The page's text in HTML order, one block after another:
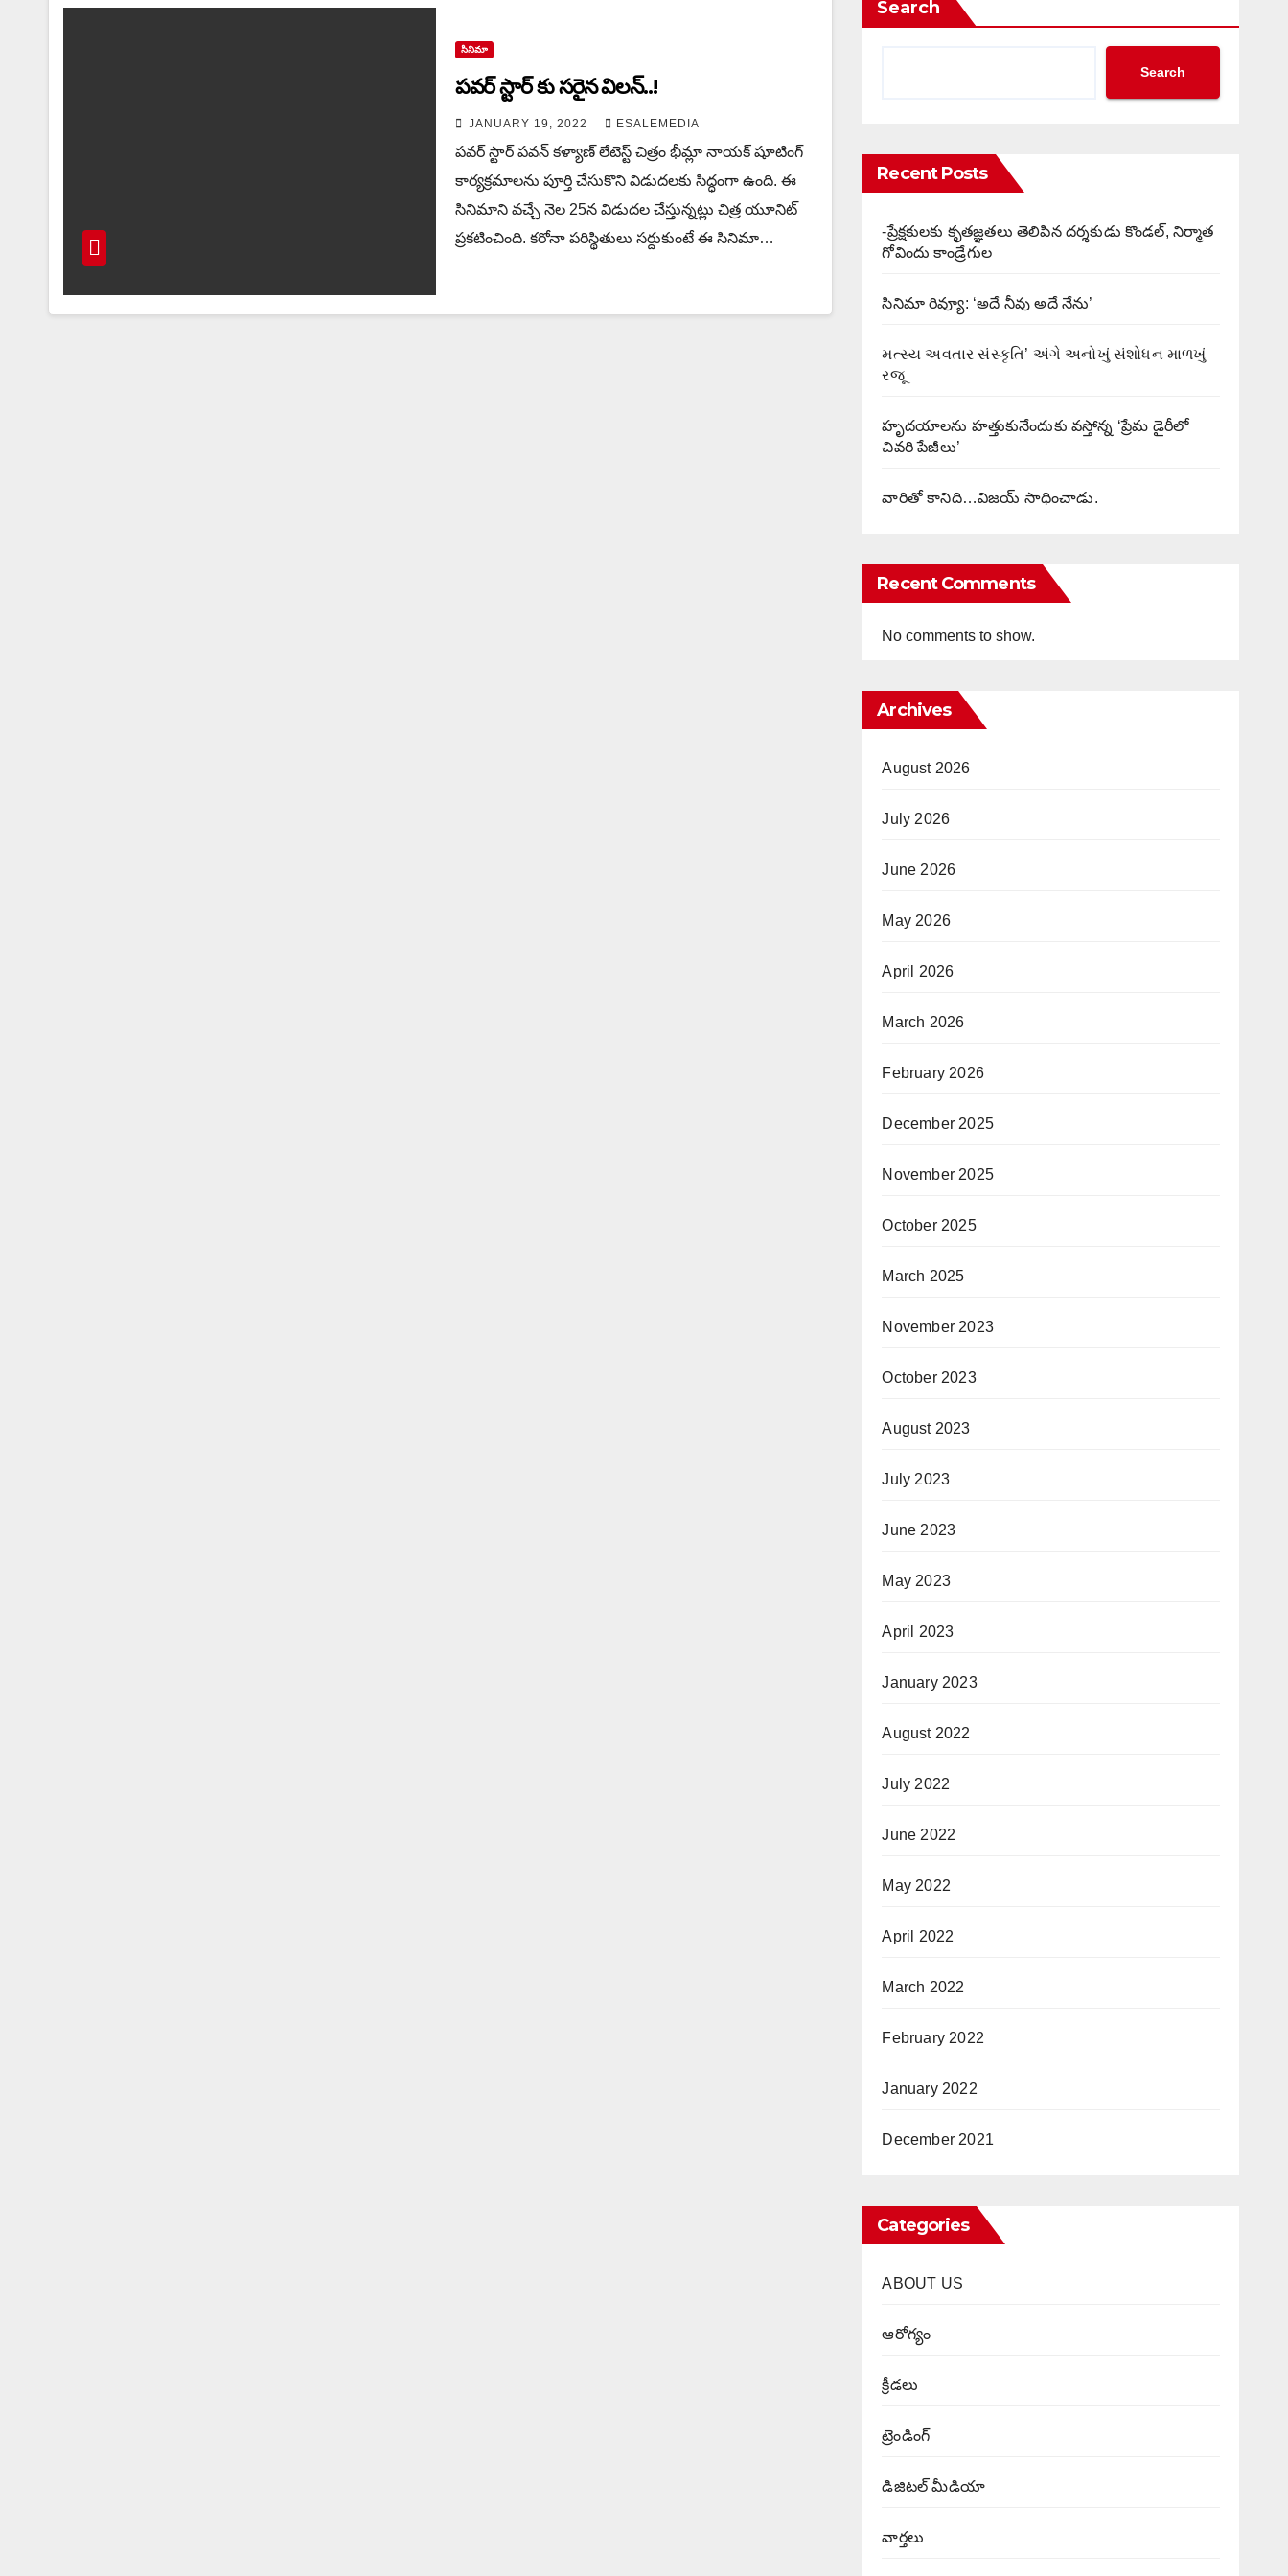
సినిమా
పవర్ స్టార్ కు సరైన విలన్..!
JANUARY 19, 2022 ESALEMEDIA
పవర్ స్టార్ పవన్ కళ్యాణ్ లేటెస్ట్ చిత్రం భీమ్లా నాయక్ షూటింగ్
కార్యక్రమాలను పూర్తి చేసుకొని విడుదలకు సిద్ధంగా ఉంది. ఈ
సినిమాని వచ్చే నెల 25న విడుదల చేస్తున్నట్లు చిత్ర యూనిట్
ప్రకటించింది. కరోనా పరిస్థితులు సర్దుకుంటే ఈ సినిమా…
Search
Search
Recent Posts
-ప్రేక్షకులకు కృతజ్ఞతలు తెలిపిన దర్శకుడు కొండల్, నిర్మాత
గోవిందు కాండ్రేగుల
సినిమా రివ్యూ: ‘అదే నీవు అదే నేను’
મત્સ્ય અવતાર સંસ્કૃતિ’ અંગે અનોખું સંશોધન માળખું
રજૂ
హృదయాలను హత్తుకునేందుకు వస్తోన్న ‘ప్రేమ డైరీలో
చివరి పేజీలు’
వారితో కానిది…విజయ్ సాధించాడు.
Recent Comments
No comments to show.
Archives
August 2026
July 2026
June 2026
May 2026
April 2026
March 2026
February 2026
December 2025
November 2025
October 2025
March 2025
November 2023
October 2023
August 2023
July 2023
June 2023
May 2023
April 2023
January 2023
August 2022
July 2022
June 2022
May 2022
April 2022
March 2022
February 2022
January 2022
December 2021
Categories
ABOUT US
ఆరోగ్యం
క్రీడలు
ట్రెండింగ్
డిజిటల్ మీడియా
వార్త‌లు